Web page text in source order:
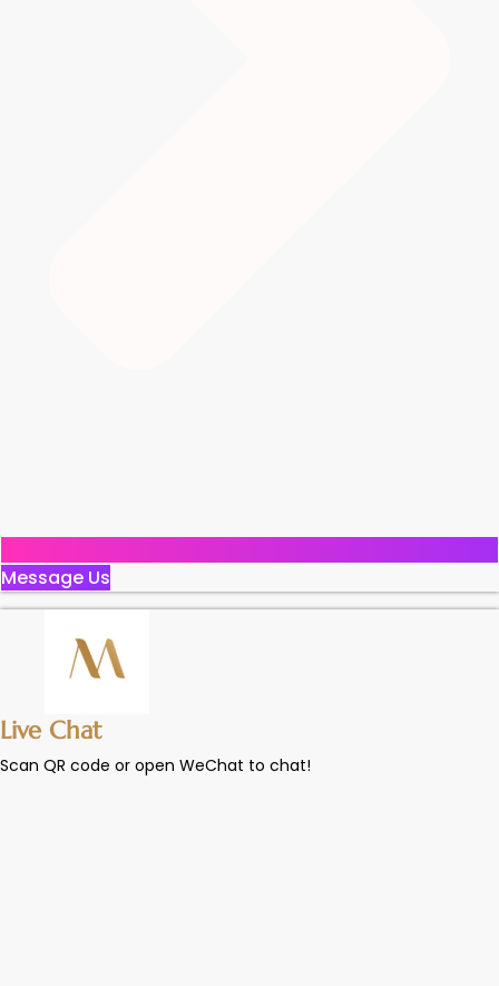
Message Us
Live Chat
Scan QR code or open WeChat to chat!